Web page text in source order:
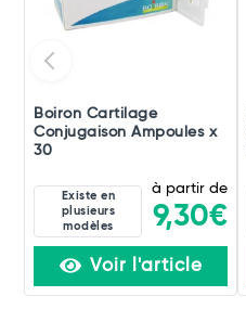
Boiron Cartilage
Conjugaison Ampoules x
30
Existe en
plusieurs
modèles
à partir de
9,30€
Voir l'article